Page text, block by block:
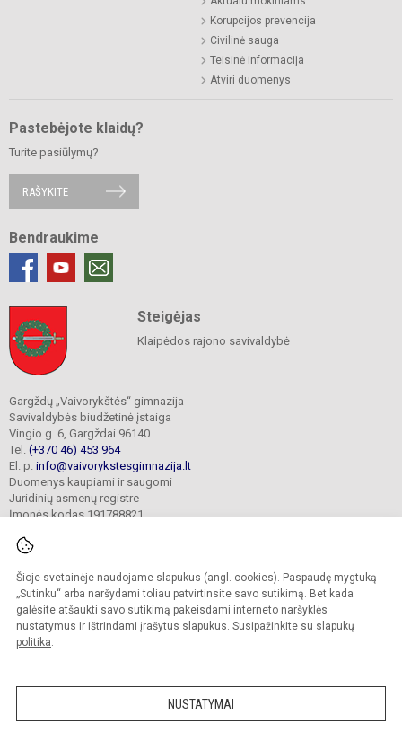
Šioje svetainėje naudojame slapukus (angl. cookies). Paspaudę mygtuką
„Sutinku“ arba naršydami toliau patvirtinsite savo sutikimą. Bet kada
galėsite atšaukti savo sutikimą pakeisdami interneto naršyklės
nustatymus ir ištrindami įrašytus slapukus. Susipažinkite su slapukų
politika.
NUSTATYMAI
Korupcijos prevencija
Civilinė sauga
Teisinė informacija
Atviri duomenys
Pastebėjote klaidų?
Turite pasiūlymų?
RAŠYKITE
Bendraukime
Steigėjas
Klaipėdos rajono savivaldybė
Gargždų „Vaivorykštės“ gimnazija
Savivaldybės biudžetinė įstaiga
Vingio g. 6, Gargždai 96140
Tel. (+370 46) 453 964
El. p. info@vaivorykstesgimnazija.lt
Duomenys kaupiami ir saugomi
Juridinių asmenų registre
Įmonės kodas 191788821
© 2022. Gargždų „Vaivorykštės“ gimnazija. Visos teisės saugomos.
Kopijuoti turinį be raštiško gimnazijos sutikimo griežtai draudžiama.
Prieinamumo paraiška Slapukų valdymas
Sumanus būdas atnaujinti